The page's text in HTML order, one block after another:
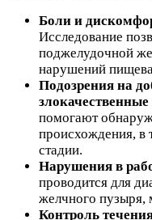
Боли и
Исследование
поджелудочной
нарушений
Подозрения на
помогают
происхождения, в
стадии.
Нарушения в
проводится для
желчного пузыря,
Контроль